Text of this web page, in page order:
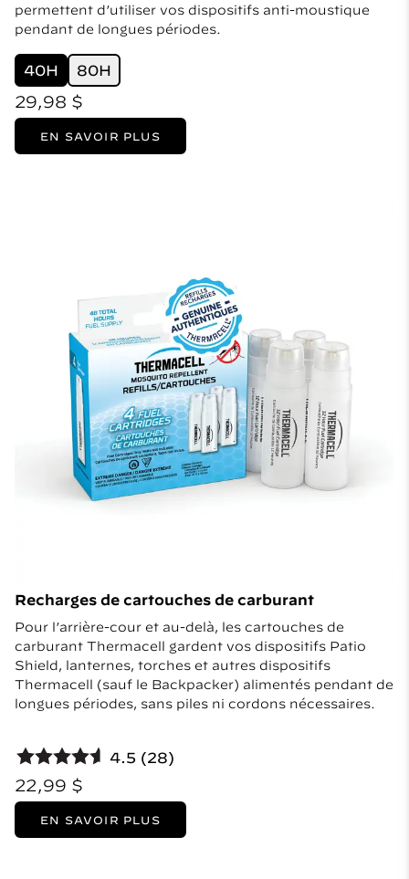
permettent d’utiliser vos dispositifs anti-moustique
pendant de longues périodes.
40H 80H
29,98 $
EN SAVOIR PLUS
Recharges de cartouches de carburant
Pour l’arrière-cour et au-delà, les cartouches de
carburant Thermacell gardent vos dispositifs Patio
Shield, lanternes, torches et autres dispositifs
Thermacell (sauf le Backpacker) alimentés pendant de
longues périodes, sans piles ni cordons nécessaires.
4.5 (28)
22,99 $
EN SAVOIR PLUS